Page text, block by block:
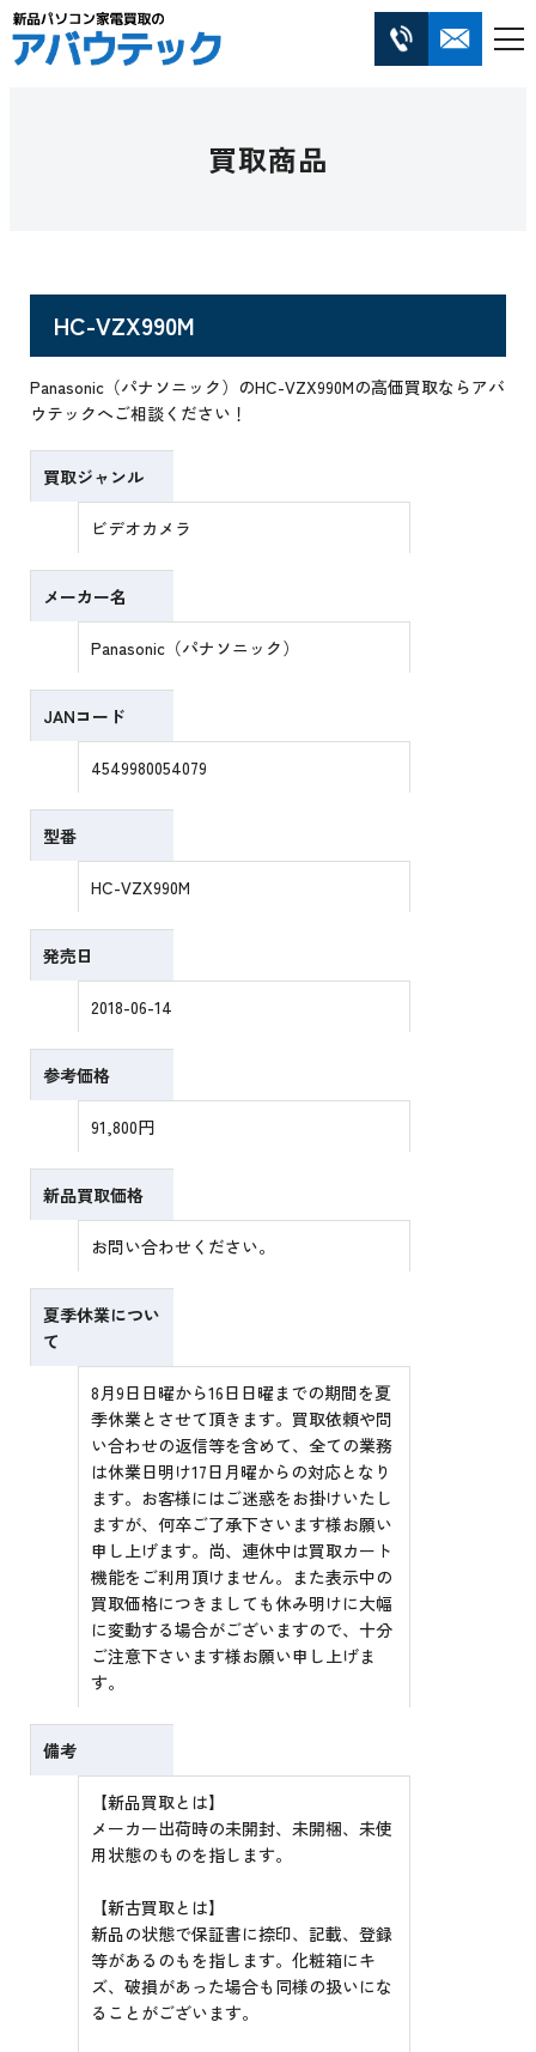
買取商品
HC-VZX990M
Panasonic（パナソニック）のHC-VZX990Mの高価買取ならアバ
ウテックへご相談ください！
買取ジャンル
ビデオカメラ
メーカー名
Panasonic（パナソニック）
JANコード
4549980054079
型番
HC-VZX990M
発売日
2018-06-14
参考価格
91,800円
新品買取価格
お問い合わせください。
夏季休業につい
て
8月9日日曜から16日日曜までの期間を夏
季休業とさせて頂きます。買取依頼や問
い合わせの返信等を含めて、全ての業務
は休業日明け17日月曜からの対応となり
ます。お客様にはご迷惑をお掛けいたし
ますが、何卒ご了承下さいます様お願い
申し上げます。尚、連休中は買取カート
機能をご利用頂けません。また表示中の
買取価格につきましても休み明けに大幅
に変動する場合がございますので、十分
ご注意下さいます様お願い申し上げま
す。
備考
【新品買取とは】
メーカー出荷時の未開封、未開梱、未使
用状態のものを指します。
【新古買取とは】
新品の状態で保証書に捺印、記載、登録
等があるのもを指します。化粧箱にキ
ズ、破損があった場合も同様の扱いにな
ることがございます。